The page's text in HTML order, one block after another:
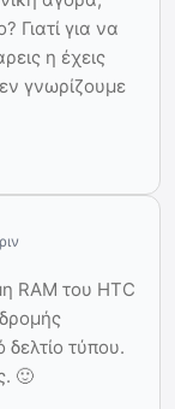
Γιατί για να
η έχεις
γνωρίζουμε
RAM του HTC
τύπου.
🙂